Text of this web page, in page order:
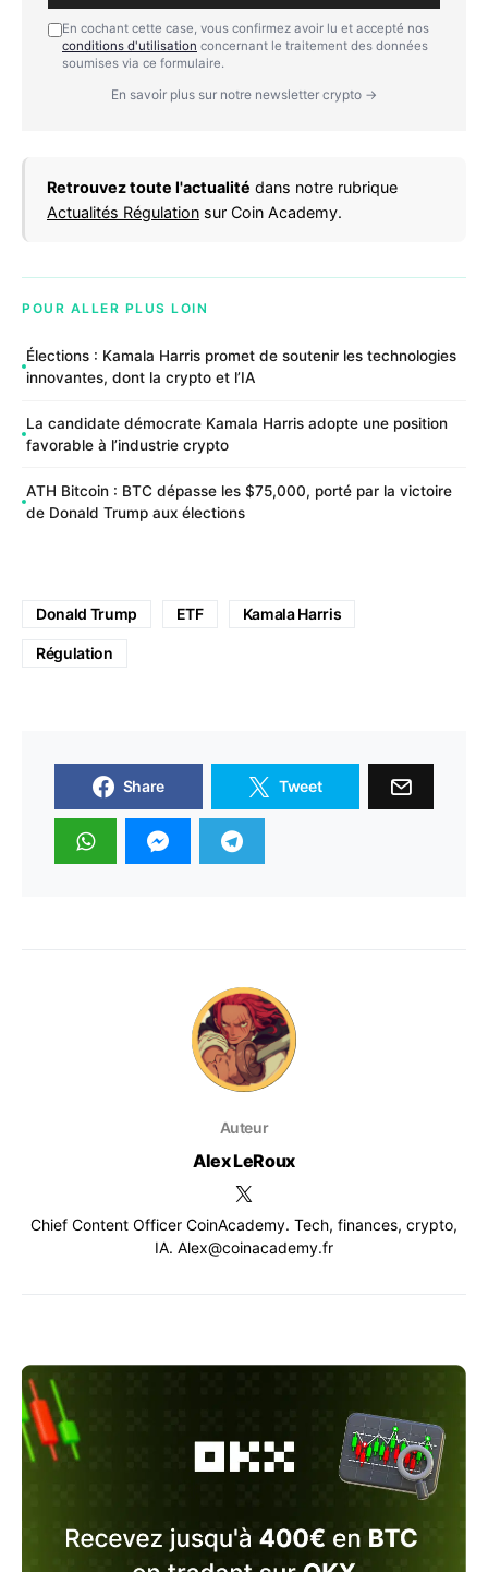
En cochant cette case, vous confirmez avoir lu et accepté nos
conditions d'utilisation concernant le traitement des données
soumises via ce formulaire.
En savoir plus sur notre newsletter crypto →
Retrouvez toute l'actualité dans notre rubrique
Actualités Régulation sur Coin Academy.
POUR ALLER PLUS LOIN
Élections : Kamala Harris promet de soutenir les technologies
innovantes, dont la crypto et l’IA
La candidate démocrate Kamala Harris adopte une position
favorable à l’industrie crypto
ATH Bitcoin : BTC dépasse les $75,000, porté par la victoire
de Donald Trump aux élections
Donald Trump ETF Kamala Harris
Régulation
Share Tweet
Auteur
Alex LeRoux
Chief Content Officer CoinAcademy. Tech, finances, crypto,
IA. Alex@coinacademy.fr